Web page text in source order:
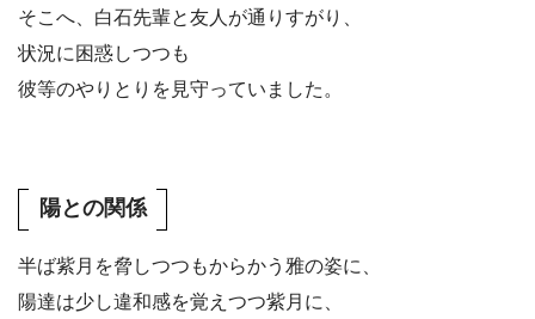
そこへ、白石先輩と友人が通りすがり、
状況に困惑しつつも
彼等のやりとりを見守っていました。
陽との関係
半ば紫月を脅しつつもからかう雅の姿に、
陽達は少し違和感を覚えつつ紫月に、